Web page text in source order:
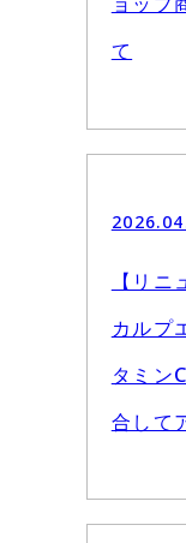
て
【リ
カルプ
タミン
合して